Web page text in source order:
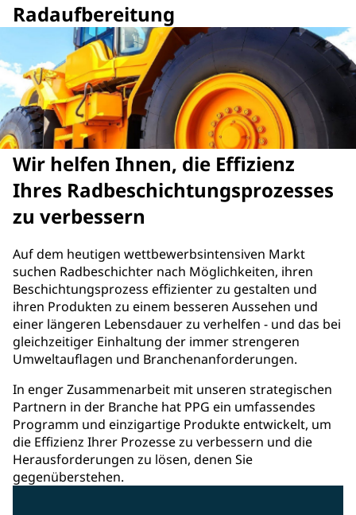
Radaufbereitung
Wir helfen Ihnen, die Effizienz
Ihres Radbeschichtungsprozesses
zu verbessern
Auf dem heutigen wettbewerbsintensiven Markt
suchen Radbeschichter nach Möglichkeiten, ihren
Beschichtungsprozess effizienter zu gestalten und
ihren Produkten zu einem besseren Aussehen und
einer längeren Lebensdauer zu verhelfen - und das bei
gleichzeitiger Einhaltung der immer strengeren
Umweltauflagen und Branchenanforderungen.
In enger Zusammenarbeit mit unseren strategischen
Partnern in der Branche hat PPG ein umfassendes
Programm und einzigartige Produkte entwickelt, um
die Effizienz Ihrer Prozesse zu verbessern und die
Herausforderungen zu lösen, denen Sie
gegenüberstehen.